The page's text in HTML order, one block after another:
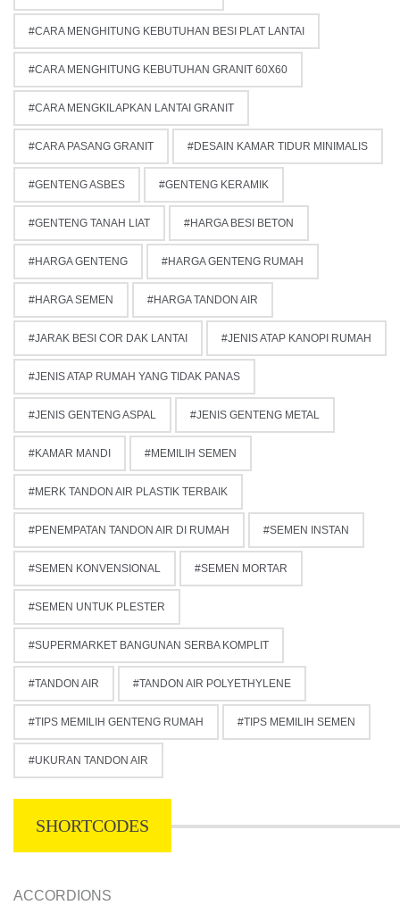
CARA MENGHITUNG KEBUTUHAN BESI PLAT LANTAI
CARA MENGHITUNG KEBUTUHAN GRANIT 60X60
CARA MENGKILAPKAN LANTAI GRANIT
CARA PASANG GRANIT DESAIN KAMAR TIDUR MINIMALIS
GENTENG ASBES GENTENG KERAMIK
GENTENG TANAH LIAT HARGA BESI BETON
HARGA GENTENG HARGA GENTENG RUMAH
HARGA SEMEN HARGA TANDON AIR
JARAK BESI COR DAK LANTAI JENIS ATAP KANOPI RUMAH
JENIS ATAP RUMAH YANG TIDAK PANAS
JENIS GENTENG ASPAL JENIS GENTENG METAL
KAMAR MANDI MEMILIH SEMEN
MERK TANDON AIR PLASTIK TERBAIK
PENEMPATAN TANDON AIR DI RUMAH SEMEN INSTAN
SEMEN KONVENSIONAL SEMEN MORTAR
SEMEN UNTUK PLESTER
SUPERMARKET BANGUNAN SERBA KOMPLIT
TANDON AIR TANDON AIR POLYETHYLENE
TIPS MEMILIH GENTENG RUMAH TIPS MEMILIH SEMEN
UKURAN TANDON AIR
SHORTCODES
ACCORDIONS